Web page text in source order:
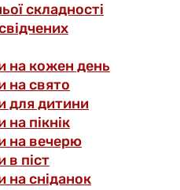
складності
на кожен день
на свято
для дитини
пікнік
на вечерю
в піст
на сніданок